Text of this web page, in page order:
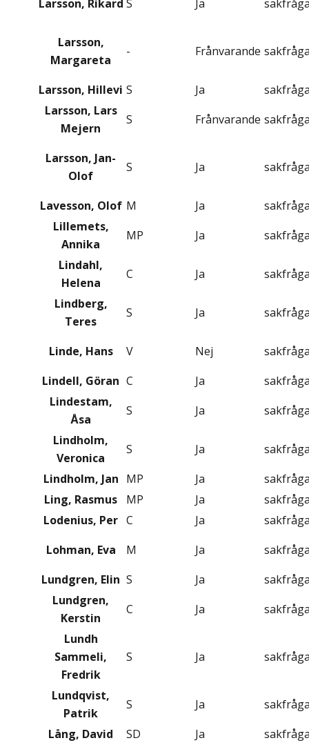
Larsson, Rikard S Ja
Larsson,
Margareta
- Frånvarande
Larsson, Hillevi S Ja
Larsson, Lars
Mejern
S Frånvarande
Larsson, Jan-
Olof
S Ja
Lavesson, Olof M Ja
Lillemets,
Annika
MP Ja
Lindahl,
Helena
C Ja
Lindberg,
Teres
S Ja
Linde, Hans V Nej
Lindell, Göran C Ja
Lindestam,
Åsa
S Ja
Lindholm,
Veronica
S Ja
Lindholm, Jan MP Ja
Ling, Rasmus
MP Ja
Lodenius, Per C Ja
Lohman, Eva
M Ja
Lundgren, Elin S Ja
Lundgren,
Kerstin
C Ja
Lundh
Sammeli,
Fredrik
S Ja
Lundqvist,
Patrik
S Ja
Lång, David
SD Ja